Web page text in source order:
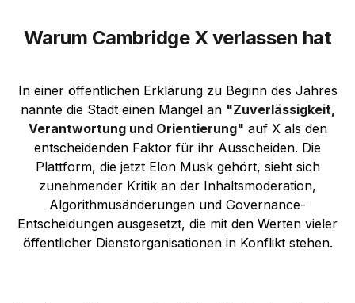
Warum Cambridge X verlassen hat
In einer öffentlichen Erklärung zu Beginn des Jahres
nannte die Stadt einen Mangel an "Zuverlässigkeit,
Verantwortung und Orientierung" auf X als den
entscheidenden Faktor für ihr Ausscheiden. Die
Plattform, die jetzt Elon Musk gehört, sieht sich
zunehmender Kritik an der Inhaltsmoderation,
Algorithmusänderungen und Governance-
Entscheidungen ausgesetzt, die mit den Werten vieler
öffentlicher Dienstorganisationen in Konflikt stehen.